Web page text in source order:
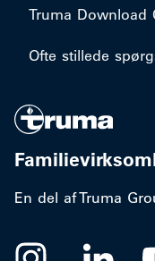
Truma Download
Ofte stillede
En del af Truma